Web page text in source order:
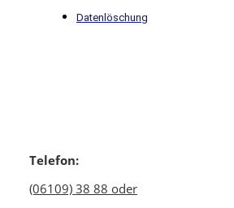
Datenlöschung
Telefon:
(06109) 38 88 oder